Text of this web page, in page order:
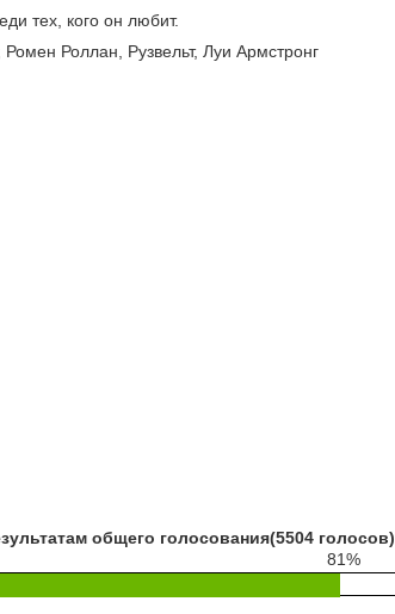
тех, кого он любит.
Роллан, Рузвельт, Луи Армстронг
общего голосования(5504 голосов)
81%